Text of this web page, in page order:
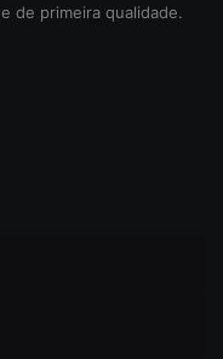
de primeira qualidade.